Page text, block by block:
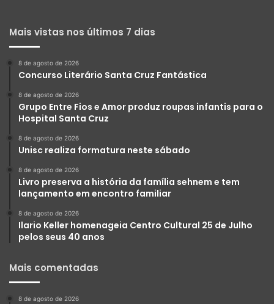
Mais vistas nos últimos 7 dias
8 de agosto de 2026
Concurso Literário Santa Cruz Fantástica
8 de agosto de 2026
Grupo Entre Fios e Amor produz roupas infantis para o
Hospital Santa Cruz
8 de agosto de 2026
Unisc realiza formatura neste sábado
8 de agosto de 2026
Livro preserva a história da família sehnem e tem
lançamento em encontro familiar
8 de agosto de 2026
Ilario Keller homenageia Centro Cultural 25 de Julho
pelos seus 40 anos
Mais comentadas
8 de agosto de 2026